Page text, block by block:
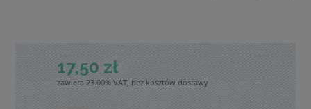
17,50 zł
zawiera 23.00% VAT, bez kosztów dostawy